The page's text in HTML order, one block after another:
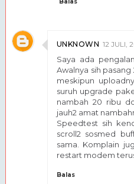
UNKNOWN 12 JULI,
Saya ada
Awalnya sih
meskipun
suruh upgrade
nambah 20 ribu
jauh2 amat
Speedtest sih
scroll2 sosmed
sama. Komplain
restart modem
Balas